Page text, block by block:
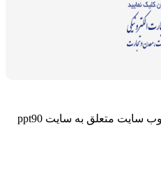
تمامی حقوق مادی و معنوی این وب سایت متعلق به سایت ppt90